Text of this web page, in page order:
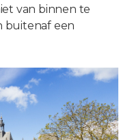
van binnen te
buitenaf een